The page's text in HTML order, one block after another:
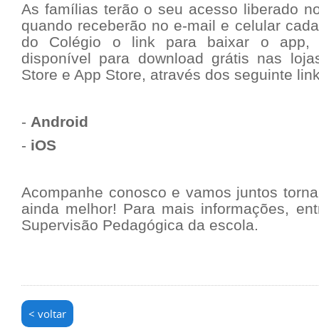
As famílias terão o seu acesso liberado
quando receberão no e-mail e celular
do Colégio o link para baixar o app,
disponível para download grátis nas
Store e App Store, através dos seguinte
- Android
- iOS
Acompanhe conosco e vamos juntos
ainda melhor! Para mais informações,
Supervisão Pedagógica da escola.
< voltar